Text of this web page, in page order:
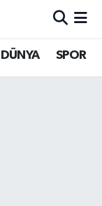
DÜNYA SPOR